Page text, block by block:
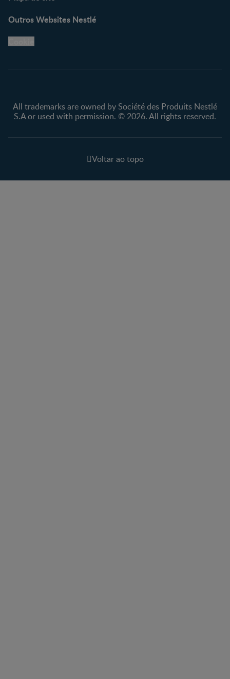
Outros Websites Nestlé
All trademarks are owned by Société des Produits Nestlé
S.A or used with permission. © 2026. All rights reserved.
Voltar ao topo